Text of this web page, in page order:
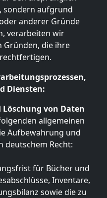
sondern aufgrund
anderer Gründe
verarbeiten wir
Gründen, die ihre
Diensten:
von Daten
allgemeinen
Aufbewahrung und
deutschem Recht:
für Bücher und
Inventare,
sowie die zu